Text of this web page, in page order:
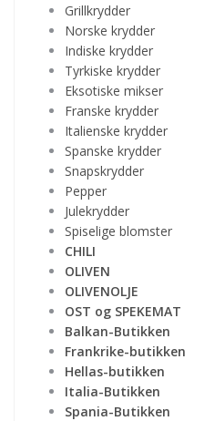
Grillkrydder
Norske krydder
Indiske krydder
Tyrkiske krydder
Eksotiske mikser
Franske krydder
Italienske krydder
Spanske krydder
Snapskrydder
Pepper
Julekrydder
Spiselige blomster
CHILI
OLIVEN
OLIVENOLJE
OST og SPEKEMAT
Balkan-Butikken
Frankrike-butikken
Hellas-butikken
Italia-Butikken
Spania-Butikken